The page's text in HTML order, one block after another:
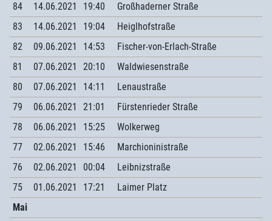
84
14.06.2021 19:40
Großhaderner Straße
83
14.06.2021 19:04
Heiglhofstraße
82
09.06.2021 14:53
Fischer-von-Erlach-Straße
81
07.06.2021 20:10
Waldwiesenstraße
80
07.06.2021 14:11
Lenaustraße
79
06.06.2021 21:01
Fürstenrieder Straße
78
06.06.2021 15:25
Wolkerweg
77
02.06.2021 15:46
Marchioninistraße
76
02.06.2021 00:04
Leibnizstraße
75
01.06.2021 17:21
Laimer Platz
Mai